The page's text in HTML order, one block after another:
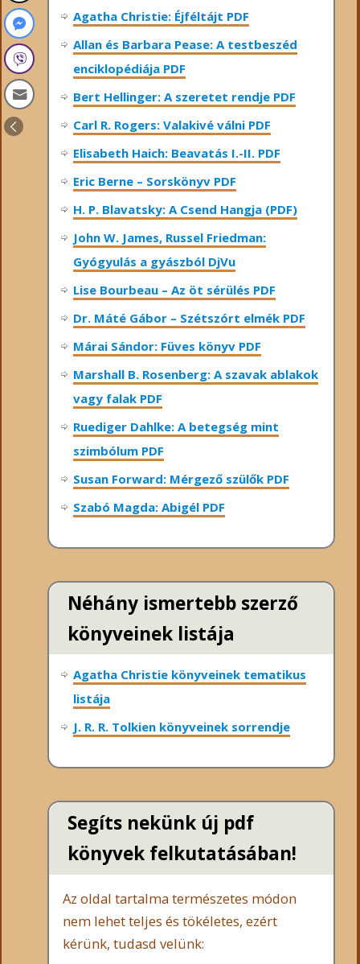
Agatha Christie: Éjféltájt PDF
Allan és Barbara Pease: A testbeszéd
enciklopédiája PDF
Bert Hellinger: A ​szeretet rendje PDF
Carl R. Rogers: Valakivé válni PDF
Elisabeth Haich: Beavatás I.-II. PDF
Eric Berne – Sorskönyv PDF
H. P. Blavatsky: A Csend Hangja (PDF)
John W. James, Russel Friedman:
Gyógyulás a gyászból DjVu
Lise Bourbeau – Az öt sérülés PDF
Dr. Máté Gábor – Szétszórt elmék PDF
Márai Sándor: Füves könyv PDF
Marshall B. Rosenberg: A szavak ablakok
vagy falak PDF
Ruediger Dahlke: A betegség mint
szimbólum PDF
Susan Forward: Mérgező szülők PDF
Szabó Magda: Abigél PDF
Néhány ismertebb szerző
könyveinek listája
Agatha Christie könyveinek tematikus
listája
J. R. R. Tolkien könyveinek sorrendje
Segíts nekünk új pdf
könyvek felkutatásában!
Az oldal tartalma természetes módon
nem lehet teljes és tökéletes, ezért
kérünk, tudasd velünk: